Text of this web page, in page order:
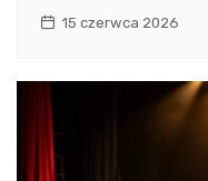
15 czerwca 2026